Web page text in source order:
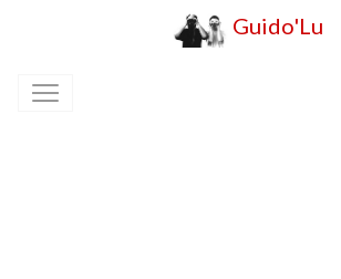
Guido'Lu